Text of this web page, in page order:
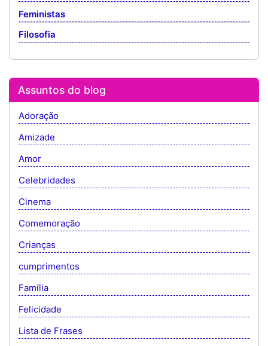
Feministas
Filosofia
Assuntos do blog
Adoração
Amizade
Amor
Celebridades
Cinema
Comemoração
Crianças
cumprimentos
Família
Felicidade
Lista de Frases